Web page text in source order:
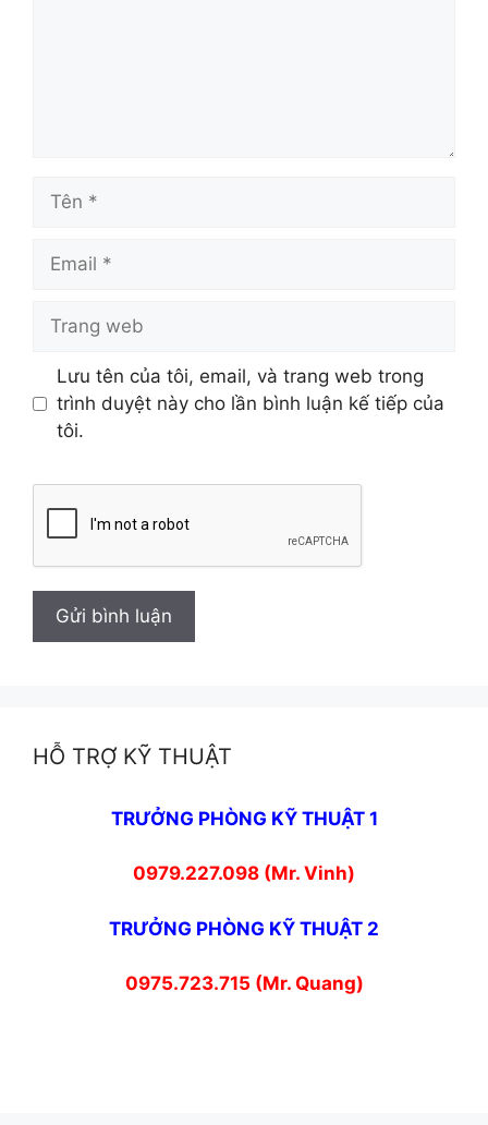
Tên
Email
Trang
Lưu tên của tôi, email, và trang web trong
trình duyệt này cho lần bình luận kế tiếp của
tôi.
HỖ TRỢ KỸ THUẬT
TRƯỞNG PHÒNG KỸ THUẬT 1
0979.227.098 (Mr. Vinh)
TRƯỞNG PHÒNG KỸ THUẬT 2
0975.723.715 (Mr. Quang)